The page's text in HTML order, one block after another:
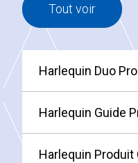
Tout voir
Harlequin Duo
Harlequin Guide
Harlequin Produit